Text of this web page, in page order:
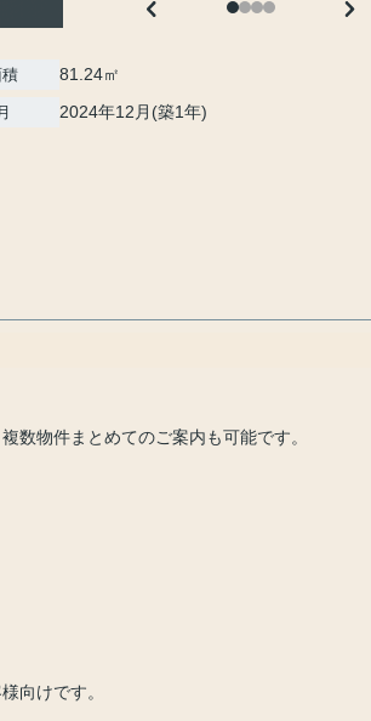
81.24㎡
2024年12月(築1年)
数物件まとめてのご案内も可能です。
向けです。